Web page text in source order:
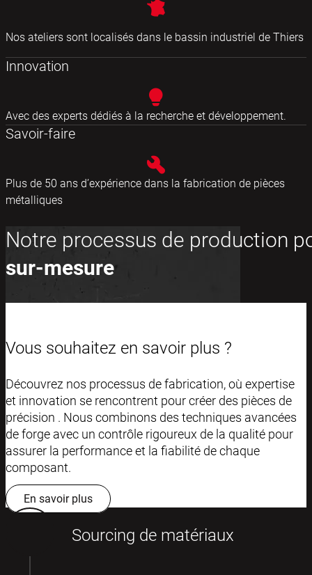
Nos ateliers sont localisés dans le bassin industriel de Thiers
Innovation
Avec des experts dédiés à la recherche et développement.
Savoir-faire
Plus de 50 ans d’expérience dans la fabrication de pièces
métalliques
Notre processus de production
sur-mesure
Vous souhaitez en savoir plus ?
Découvrez nos processus de fabrication, où expertise
et innovation se rencontrent pour créer des pièces de
précision . Nous combinons des techniques avancées
de forge avec un contrôle rigoureux de la qualité pour
assurer la performance et la fiabilité de chaque
composant.
En savoir plus
Sourcing de matériaux